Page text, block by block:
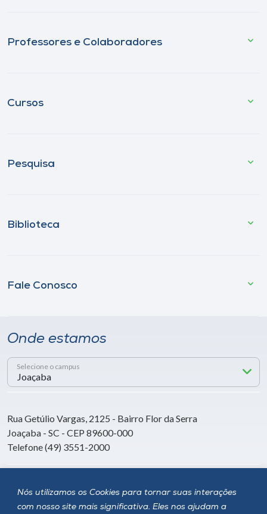
Nós utilizamos os Cookies para tornar suas interações
com nosso site mais significativa. Eles nos ajudam a
Professores e Colaboradores
Cursos
Pesquisa
Biblioteca
Fale Conosco
Onde estamos
Selecione o campus
Rua Getúlio Vargas, 2125 - Bairro Flor da Serra
Joaçaba - SC - CEP 89600-000
Telefone (49) 3551-2000
Siga a Unoesc